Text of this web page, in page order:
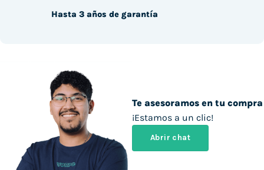
Te asesoramos en tu compra
¡Estamos a un clic!
Abrir chat
Hasta 3 años de garantía